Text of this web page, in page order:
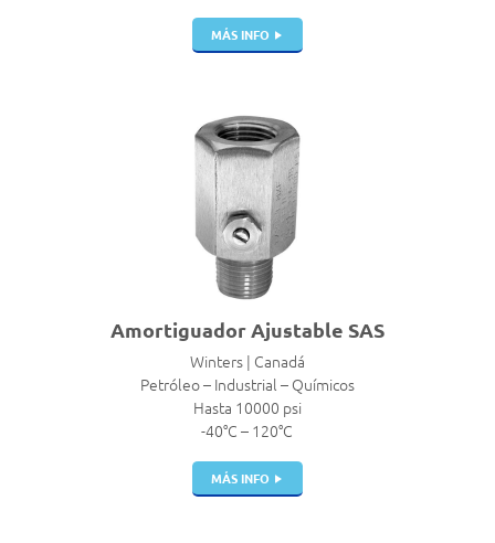
MÁS INFO
Amortiguador Ajustable SAS
Winters | Canadá
Petróleo – Industrial – Químicos
Hasta 10000 psi
-40°C – 120°C
MÁS INFO